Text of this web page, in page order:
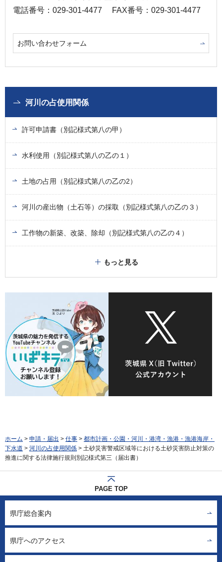
電話番号：029-301-4477
FAX番号：029-301-4477
お問い合わせフォーム
河川の占使用関係
許可申請書（別記様式第八の甲）
水利使用（別記様式第八の乙の１）
土地の占用（別記様式第八の乙の2）
河川の産出物（土石等）の採取（別記様式第八の乙の３）
工作物の新築、改築、除却（別記様式第八の乙の４）
もっと見る
ホーム > 申請・届出 > 仕事 > 都市計画・公園・河川・港湾・漁港・漁港海岸・
下水道 > 河川の占使用関係 > 土砂災害警戒区域等における土砂災害防止対策の
推進に関する法律施行規則別記様式第三（届出書）
PAGE TOP
県庁総合案内
県庁へのアクセス